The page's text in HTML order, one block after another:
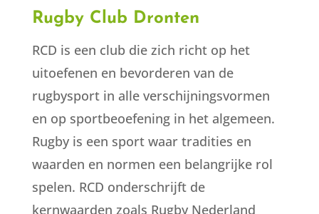
Rugby Club Dronten
RCD is een club die zich richt op het
uitoefenen en bevorderen van de
rugbysport in alle verschijningsvormen
en op sportbeoefening in het algemeen.
Rugby is een sport waar tradities en
waarden en normen een belangrijke rol
spelen. RCD onderschrijft de
kernwaarden zoals Rugby Nederland